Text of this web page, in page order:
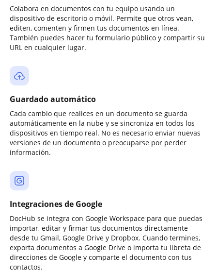
Colabora en documentos con tu equipo usando un
dispositivo de escritorio o móvil. Permite que otros vean,
editen, comenten y firmen tus documentos en línea.
También puedes hacer tu formulario público y compartir su
URL en cualquier lugar.
Guardado automático
Cada cambio que realices en un documento se guarda
automáticamente en la nube y se sincroniza en todos los
dispositivos en tiempo real. No es necesario enviar nuevas
versiones de un documento o preocuparse por perder
información.
Integraciones de Google
DocHub se integra con Google Workspace para que puedas
importar, editar y firmar tus documentos directamente
desde tu Gmail, Google Drive y Dropbox. Cuando termines,
exporta documentos a Google Drive o importa tu libreta de
direcciones de Google y comparte el documento con tus
contactos.